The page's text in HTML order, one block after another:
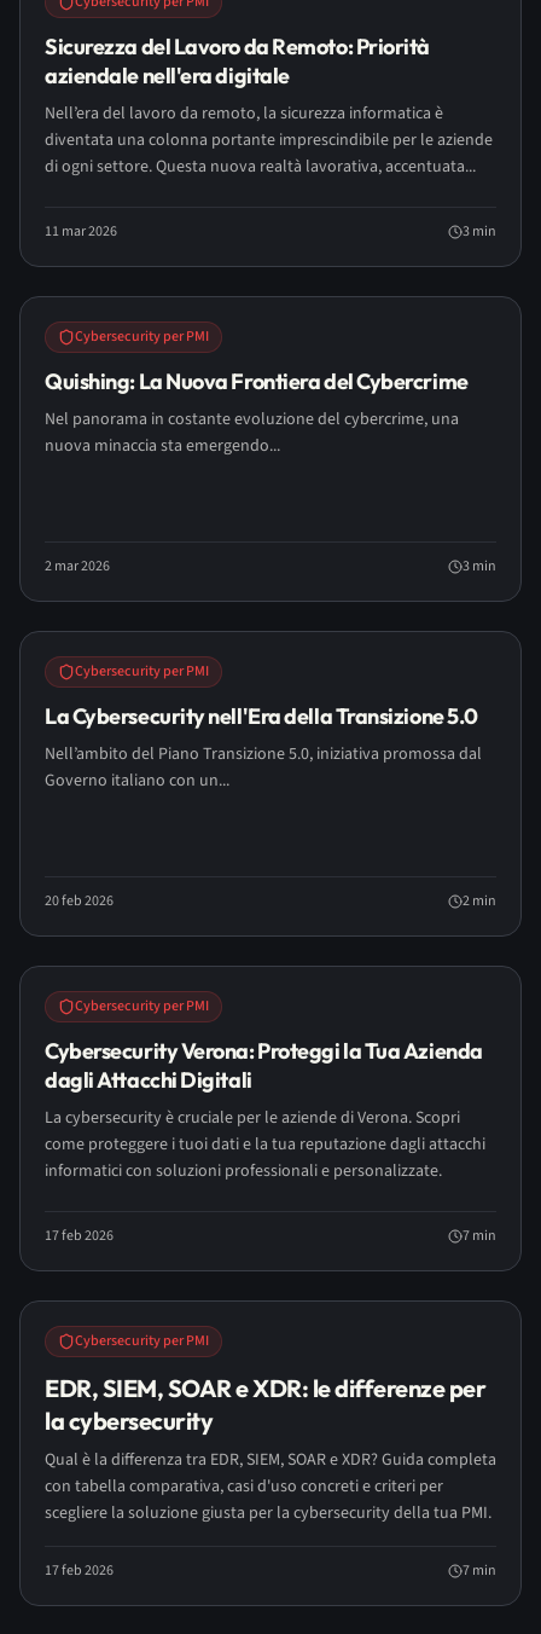
Sicurezza del Lavoro da Remoto: Priorità
aziendale nell'era digitale
Nell’era del lavoro da remoto, la sicurezza informatica è
diventata una colonna portante imprescindibile per le aziende
di ogni settore. Questa nuova realtà lavorativa, accentuata...
11 mar 2026 3min
Cybersecurity per PMI
Quishing: La Nuova Frontiera del Cybercrime
Nel panorama in costante evoluzione del cybercrime, una
nuova minaccia sta emergendo...
2 mar 2026 3min
Cybersecurity per PMI
La Cybersecurity nell'Era della Transizione 5.0
Nell’ambito del Piano Transizione 5.0, iniziativa promossa dal
Governo italiano con un...
20 feb 2026 2min
Cybersecurity per PMI
Cybersecurity Verona: Proteggi la Tua Azienda
dagli Attacchi Digitali
La cybersecurity è cruciale per le aziende di Verona. Scopri
come proteggere i tuoi dati e la tua reputazione dagli attacchi
informatici con soluzioni professionali e personalizzate.
17 feb 2026 7min
LONG READ
Cybersecurity per PMI
EDR, SIEM, SOAR e XDR: le differenze per
la cybersecurity
Qual è la differenza tra EDR, SIEM, SOAR e XDR? Guida completa
con tabella comparativa, casi d'uso concreti e criteri per
scegliere la soluzione giusta per la cybersecurity della tua PMI.
17 feb 2026 7min